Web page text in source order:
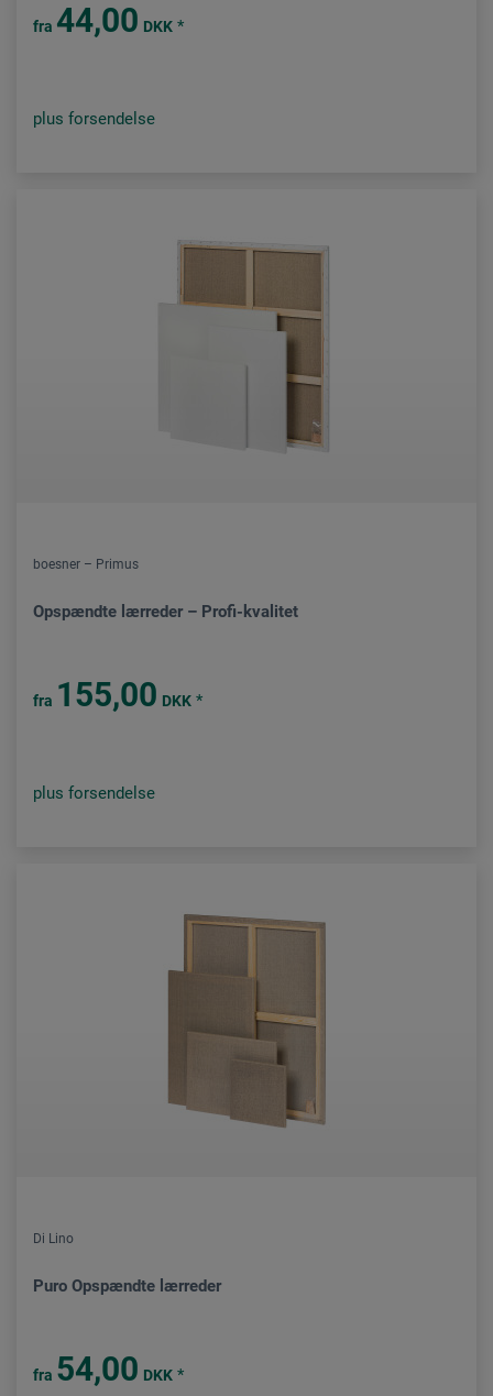
fra 44,00 DKK *
plus forsendelse
boesner – Primus
Opspændte lærreder – Profi-kvalitet
fra 155,00 DKK *
plus forsendelse
Di Lino
Puro Opspændte lærreder
fra 54,00 DKK *